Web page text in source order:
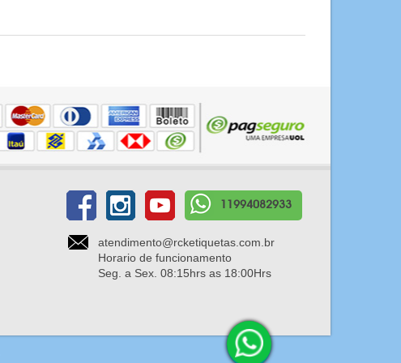
11994082933
atendimento@rcketiquetas.com.br
Horario de funcionamento
Seg. a Sex. 08:15hrs as 18:00Hrs